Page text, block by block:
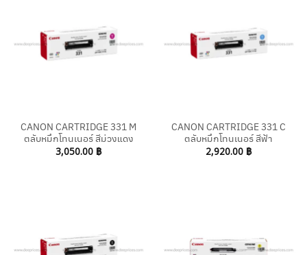
CANON CARTRIDGE 331 M
ตลับหมึกโทนเนอร์ สีม่วงแดง
3,050.00 ฿
CANON CARTRIDGE 331 C
ตลับหมึกโทนเนอร์ สีฟ้า
2,920.00 ฿